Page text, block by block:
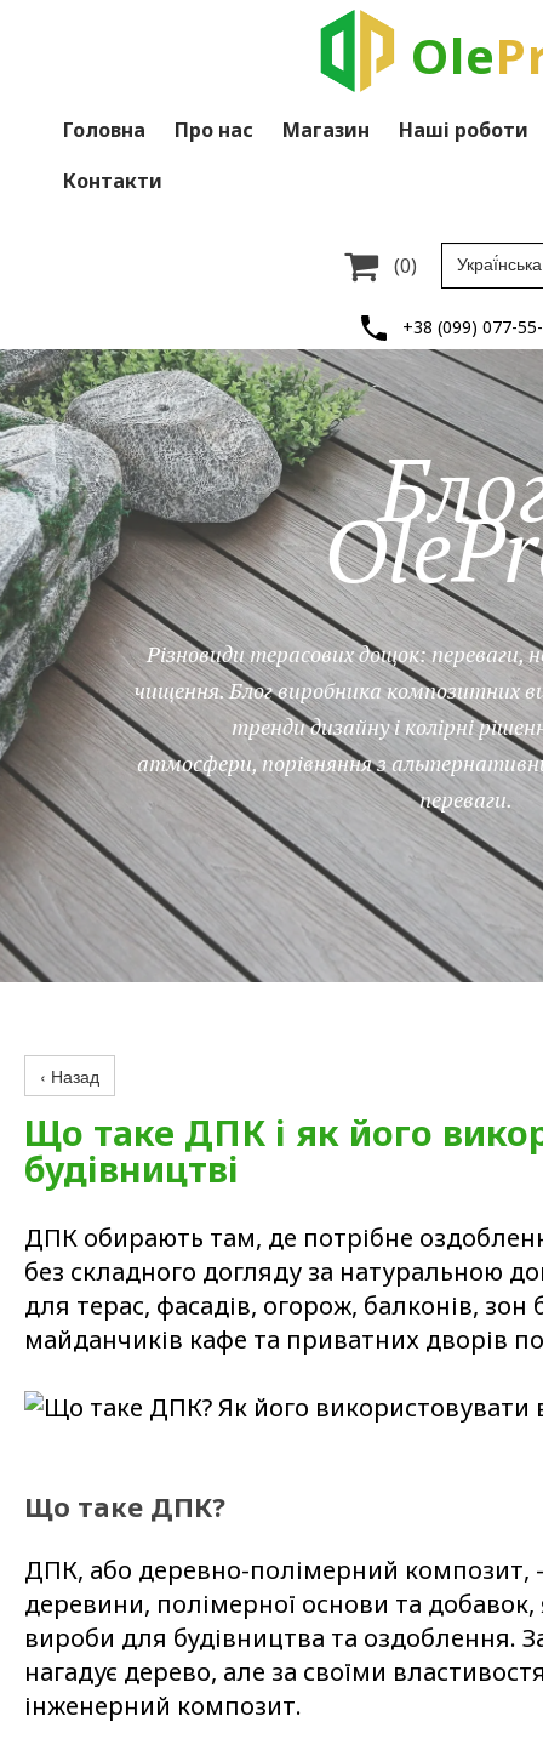
Ole
Головна Про нас Магазин
Наші роботи
Контакти
 (0)
+38 (099) 077-
Різновиди терасових дощок: переваги,
чищення. Блог виробника композитних
тренди дизайну і колірні
атмосфери, порівняння з
переваги.
‹ Назад
Що таке ДПК і як його
будівництві
ДПК обирають там, де потрібне
без складного догляду за натуральною
для терас, фасадів, огорож, балконів, зон
майданчиків кафе та приватних дворів по
Що таке ДПК?
ДПК, або деревно-полімерний композит,
деревини, полімерної основи та
вироби для будівництва та оздоблення.
нагадує дерево, але за своїми
інженерний композит.